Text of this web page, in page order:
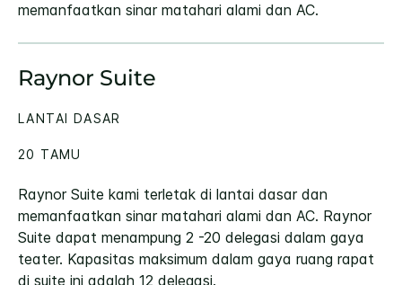
memanfaatkan sinar matahari alami dan AC.
Raynor Suite
Raynor Suite kami terletak di lantai dasar dan
memanfaatkan sinar matahari alami dan AC. Raynor
Suite dapat menampung 2 -20 delegasi dalam gaya
teater. Kapasitas maksimum dalam gaya ruang rapat
di suite ini adalah 12 delegasi.
LANTAI DASAR
20 TAMU